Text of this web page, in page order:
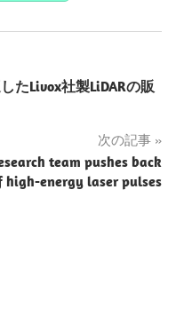
たLivox社製LiDARの販
次の記事
team pushes back
high-energy laser pulses